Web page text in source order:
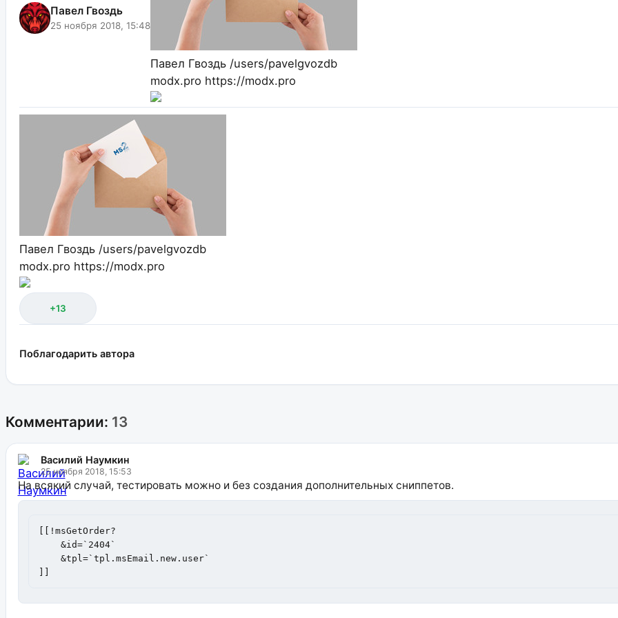
Павел Гвоздь
25 ноября 2018, 15:48
Павел Гвоздь /users/pavelgvozdb
modx.pro https://modx.pro
Павел Гвоздь /users/pavelgvozdb
modx.pro https://modx.pro
+13
Поблагодарить автора
Комментарии: 13
Василий Наумкин
25 ноября 2018, 15:53
На всякий случай, тестировать можно и без создания дополнительных сниппетов.
[[!msGetOrder?
    &id=`2404`
    &tpl=`tpl.msEmail.new.user`
]]